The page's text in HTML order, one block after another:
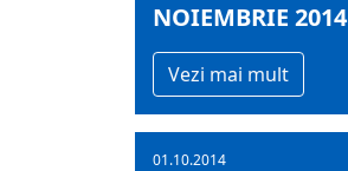
NOIEMBRIE 2014
Vezi mai mult
01.10.2014